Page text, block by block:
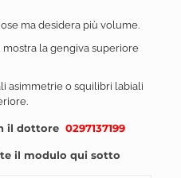
ma desidera più volume.
mostra la gengiva superiore
asimmetrie o squilibri labiali
il dottore 0297137199
il modulo qui sotto